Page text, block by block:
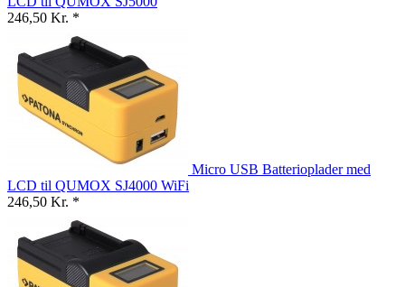
246,50 Kr. *
Micro USB Batterioplader med
LCD til QUMOX SJ4000 WiFi
246,50 Kr. *